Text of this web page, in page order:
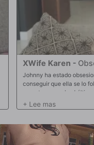
XWife Karen -
Johnny ha estado
conseguir que ella se lo
repente recuerda el
para darle una última
no puede evitar caer en
recibir finalmente una